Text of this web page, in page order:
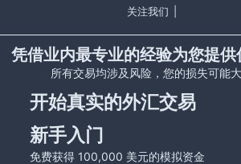
关注我们
凭借业内最专业的经验为您提
所有交易均涉及风险，您的损失可能大
开始真实的外汇交易
新手入门
免费获得 100,000 美元的模拟资金